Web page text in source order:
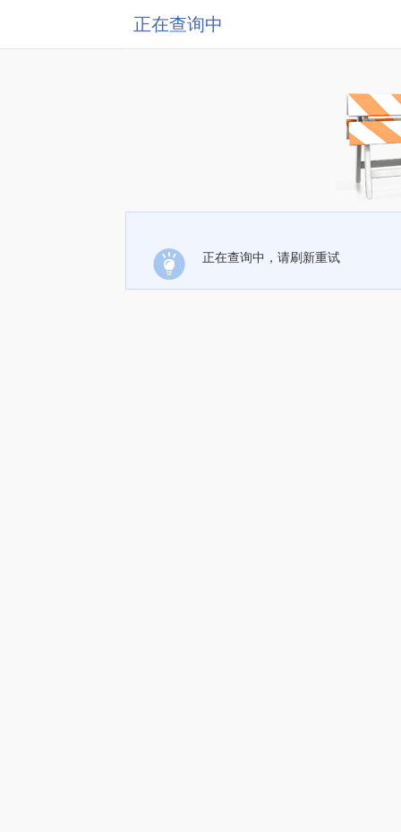
正在查询中
正在查询中，请刷新重试